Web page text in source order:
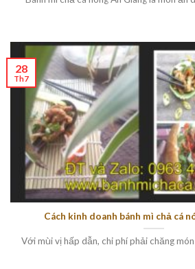
Cách kinh doanh bánh mì chả cá
Với mùi vị hấp dẫn, chi phí phải chăng
28
Th7